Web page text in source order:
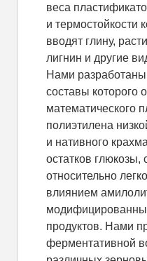
веса
и термостойкости
вводят глину,
лигнин и другие
Нами
составы
математического
полиэтилена
и нативного
остатков глюкозы,
относительно
влиянием
продуктов. Нами
ферментативной